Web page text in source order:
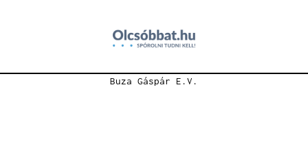
Buza Gáspár E.V.